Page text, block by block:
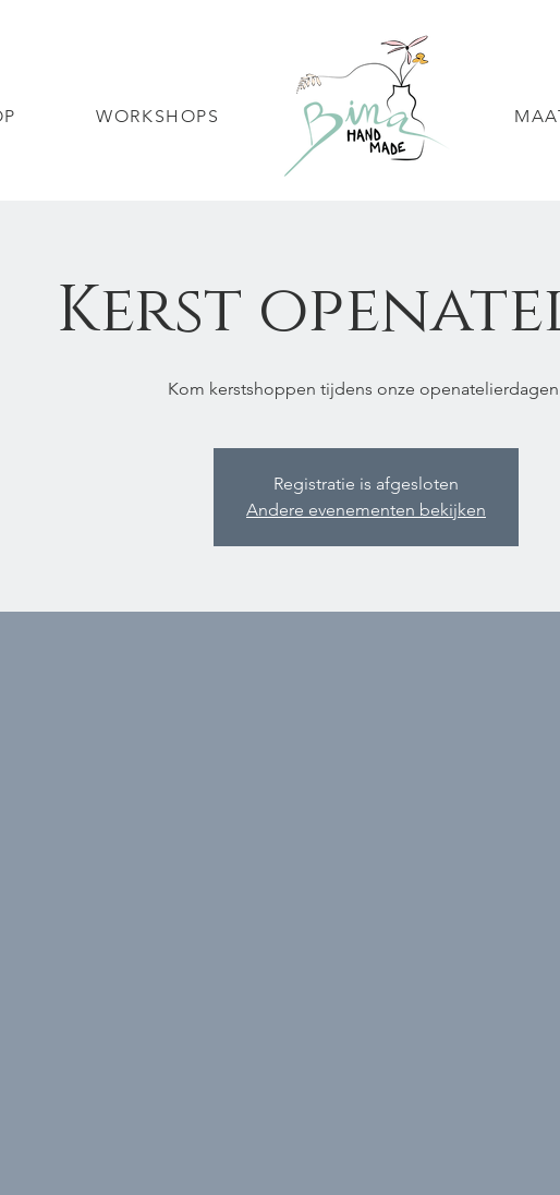
WORKSHOPS
Kerst
Kom kerstshoppen tijdens onze
Registratie is afgesloten
Andere evenementen bekijken